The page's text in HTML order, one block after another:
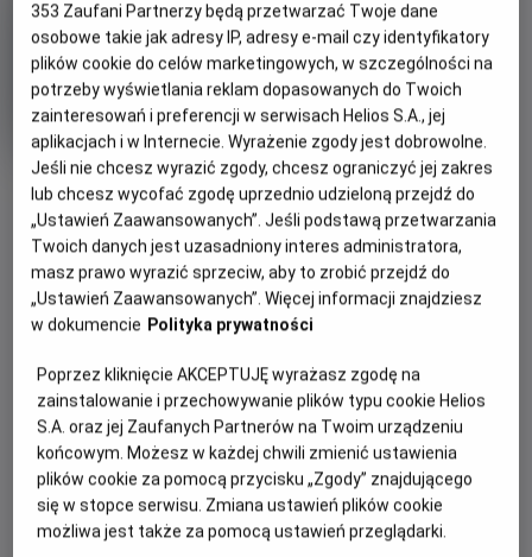
OBSERWUJ
Karate Kid: Legendy
Oryginalny
tytuł
Karate Kid: Legendy Gatunek
Akcja
Minimalny
wiek
Od 10 lat
Kraj
i
rok
produkcji
USA (2024)
PREMIERA
30 maja 2025
REŻYSERIA
Jonathan Entwistle
SCENARIUSZ
Robert Mark Kamen, Rob
Lieber
OBSADA
Ralph Macchio, Ben Warg, Jackie Chan
WIĘCEJ SZCZEGÓŁÓW
W filmie „Karate Kid: Legendy” po rodzinnej tragedii
utalentowany zawodnik kurg fu Li Forg (Ben Warg) jest
zmuszony do przeprowadzki z matką z Pekinu do Nowego
Jorku. Li stara się zapomnieć o swojej przeszłości,
próbując dopasować się do nowych okoliczności. Kiedy
nowa znajoma potrzebuje pomocy, Li postanawia wziąć
353 Zaufani Partnerzy będą przetwarzać Twoje dane
osobowe takie jak adresy IP, adresy e-mail czy identyfikatory
plików cookie do celów marketingowych, w szczególności na
potrzeby wyświetlania reklam dopasowanych do Twoich
zainteresowań i preferencji w serwisach Helios S.A., jej
aplikacjach i w Internecie. Wyrażenie zgody jest dobrowolne.
Jeśli nie chcesz wyrazić zgody, chcesz ograniczyć jej zakres
lub chcesz wycofać zgodę uprzednio udzieloną przejdź do
„Ustawień Zaawansowanych”. Jeśli podstawą przetwarzania
Twoich danych jest uzasadniony interes administratora,
masz prawo wyrazić sprzeciw, aby to zrobić przejdź do
„Ustawień Zaawansowanych”. Więcej informacji znajdziesz
w dokumencie Polityka prywatności
Poprzez kliknięcie AKCEPTUJĘ wyrażasz zgodę na
zainstalowanie i przechowywanie plików typu cookie Helios
S.A. oraz jej Zaufanych Partnerów na Twoim urządzeniu
końcowym. Możesz w każdej chwili zmienić ustawienia
plików cookie za pomocą przycisku „Zgody” znajdującego
się w stopce serwisu. Zmiana ustawień plików cookie
możliwa jest także za pomocą ustawień przeglądarki.